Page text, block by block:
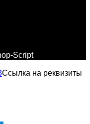
Script
Ссылка на реквизиты